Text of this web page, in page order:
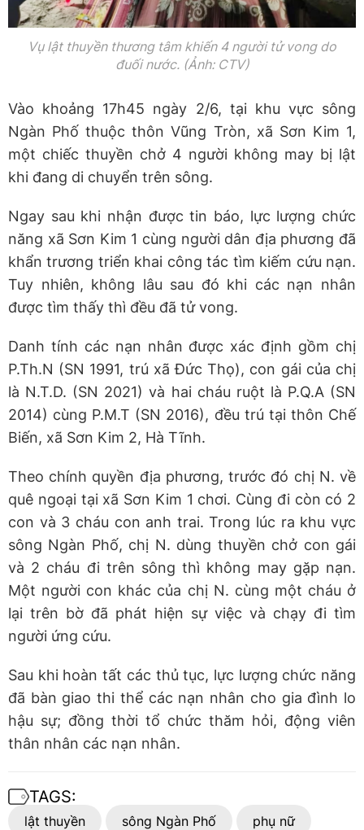
Vụ lật thuyền thương tâm khiến 4 người tử vong do
đuối nước. (Ảnh: CTV)
Vào khoảng 17h45 ngày 2/6, tại khu vực sông
Ngàn Phố thuộc thôn Vũng Tròn, xã Sơn Kim 1,
một chiếc thuyền chở 4 người không may bị lật
khi đang di chuyển trên sông.
Ngay sau khi nhận được tin báo, lực lượng chức
năng xã Sơn Kim 1 cùng người dân địa phương đã
khẩn trương triển khai công tác tìm kiếm cứu nạn.
Tuy nhiên, không lâu sau đó khi các nạn nhân
được tìm thấy thì đều đã tử vong.
Danh tính các nạn nhân được xác định gồm chị
P.Th.N (SN 1991, trú xã Đức Thọ), con gái của chị
là N.T.D. (SN 2021) và hai cháu ruột là P.Q.A (SN
2014) cùng P.M.T (SN 2016), đều trú tại thôn Chế
Biến, xã Sơn Kim 2, Hà Tĩnh.
Theo chính quyền địa phương, trước đó chị N. về
quê ngoại tại xã Sơn Kim 1 chơi. Cùng đi còn có 2
con và 3 cháu con anh trai. Trong lúc ra khu vực
sông Ngàn Phố, chị N. dùng thuyền chở con gái
và 2 cháu đi trên sông thì không may gặp nạn.
Một người con khác của chị N. cùng một cháu ở
lại trên bờ đã phát hiện sự việc và chạy đi tìm
người ứng cứu.
Sau khi hoàn tất các thủ tục, lực lượng chức năng
đã bàn giao thi thể các nạn nhân cho gia đình lo
hậu sự; đồng thời tổ chức thăm hỏi, động viên
thân nhân các nạn nhân.
TAGS:
lật thuyền sông Ngàn Phố phụ nữ